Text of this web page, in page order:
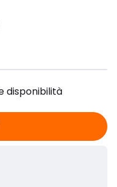
disponibilità